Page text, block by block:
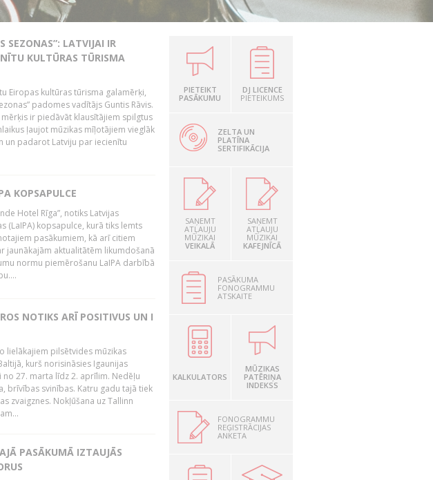
SEZONAS”: LATVIJAI IR
KULTŪRAS TŪRISMA
Eiropas kultūras tūrisma galamērķi,
padomes vadītājs Guntis Rāvis.
mērķis ir piedāvāt klausītājiem spilgtus
ļaujot mūzikas mīļotājiem vieglāk
un padarot Latviju par iecienītu
KOPSAPULCE
Hotel Rīga”, notiks Latvijas
(LaIPA) kopsapulce, kurā tiks lemts
pasākumiem, kā arī citiem
jaunākajām aktualitātēm likumdošanā
normu piemērošanu LaIPA darbībā
NOTIKS ARĪ POSITIVUS UN I
lielākajiem pilsētvides mūzikas
kurš norisināsies Igaunijas
27. marta līdz 2. aprīlim. Nedēļu
brīvības svinības. Katru gadu tajā tiek
zvaigznes. Nokļūšana uz Tallinn
PASĀKUMĀ IZTAUJĀS
PIETEIKT
PASĀKUMU
DJ LICENCE
PIETEIKUMS
ZELTA UN
PLATĪNA
SERTIFIKĀCIJA
SAŅEMT
ATĻAUJU
MŪZIKAI
VEIKALĀ
SAŅEMT
ATĻAUJU
MŪZIKAI
KAFEJNĪCĀ
PASĀKUMA
FONOGRAMMU
ATSKAITE
KALKULATORS
MŪZIKAS
PATĒRIŅA
INDEKSS
FONOGRAMMU
REĢISTRĀCIJAS
ANKETA